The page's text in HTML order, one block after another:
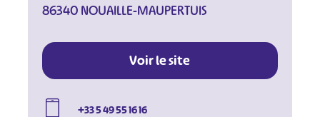
86340 NOUAILLE-MAUPERTUIS
Voir le site
+33 5 49 55 16 16
# #
#